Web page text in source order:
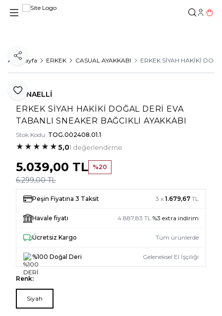
Ana Sayfa ERKEK CASUAL AYAKKABI ERKEK SİYAH HAKİKİ
Favoriye Ekle
Paylaş
TUNAELLİ
ERKEK SİYAH HAKİKİ DOĞAL DERİ EVA
TABANLI SNEAKER BAĞCIKLI AYAKKABI
Stok Kodu: TOG.002408.01.1
★ ★ ★ ★ ★5,01 değerlendirme
6.299,00TL
5.039,00 TL %20
Peşin Fiyatına 3 Taksit 3 x 1.679,67 TL
Havale fiyatı 4.887,83 TL %3 extra indirim
Ücretsiz Kargo Tüm ürünlerde
%100 Doğal Deri Geleneksel El İşçiliği
Renk:
Siyah